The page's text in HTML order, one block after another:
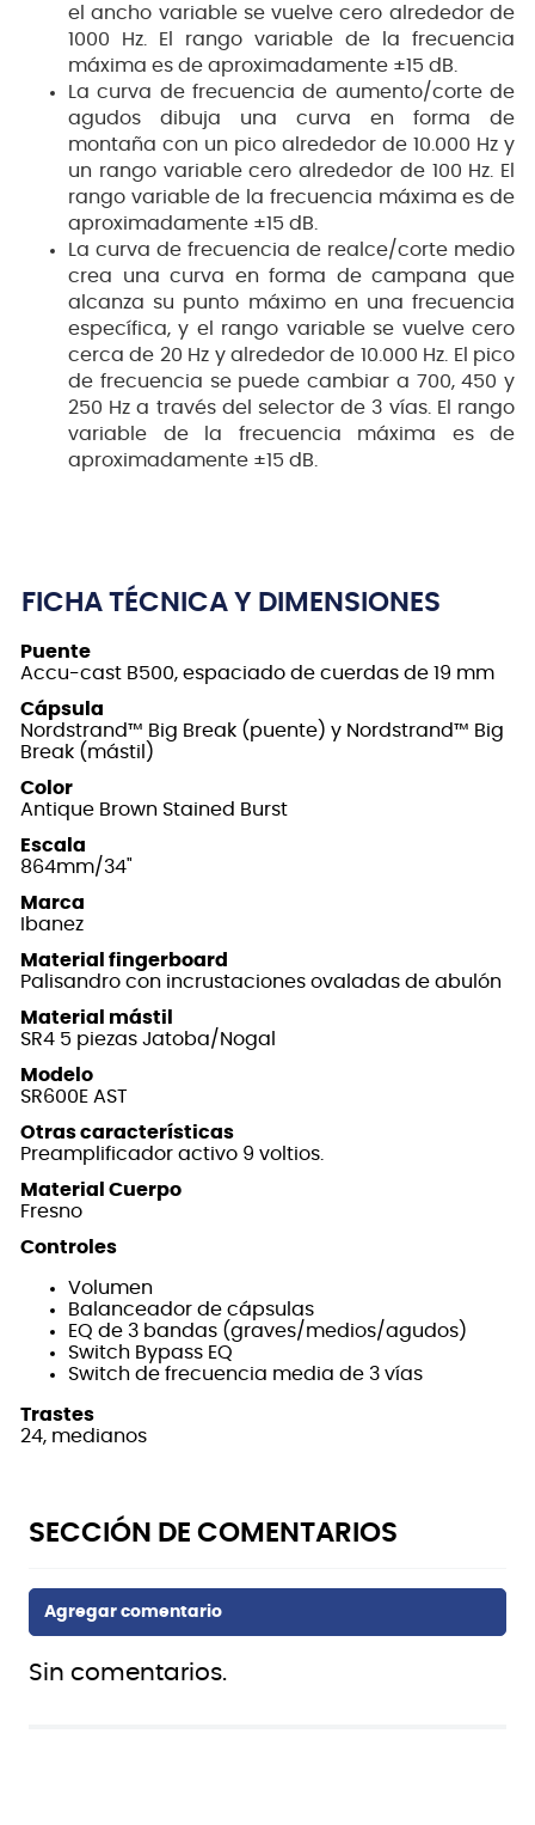
el ancho variable se vuelve cero alrededor de
1000 Hz. El rango variable de la frecuencia
máxima es de aproximadamente ±15 dB.
La curva de frecuencia de aumento/corte de
agudos dibuja una curva en forma de
montaña con un pico alrededor de 10.000 Hz y
un rango variable cero alrededor de 100 Hz. El
rango variable de la frecuencia máxima es de
aproximadamente ±15 dB.
La curva de frecuencia de realce/corte medio
crea una curva en forma de campana que
alcanza su punto máximo en una frecuencia
específica, y el rango variable se vuelve cero
cerca de 20 Hz y alrededor de 10.000 Hz. El pico
de frecuencia se puede cambiar a 700, 450 y
250 Hz a través del selector de 3 vías. El rango
variable de la frecuencia máxima es de
aproximadamente ±15 dB.
FICHA TÉCNICA Y DIMENSIONES
Puente
Accu-cast B500, espaciado de cuerdas de 19 mm
Cápsula
Nordstrand™ Big Break (puente) y Nordstrand™ Big
Break (mástil)
Color
Antique Brown Stained Burst
Escala
864mm/34"
Marca
Ibanez
Material fingerboard
Palisandro con incrustaciones ovaladas de abulón
Material mástil
SR4 5 piezas Jatoba/Nogal
Modelo
SR600E AST
Otras características
Preamplificador activo 9 voltios.
Material Cuerpo
Fresno
Controles
Volumen
Balanceador de cápsulas
EQ de 3 bandas (graves/medios/agudos)
Switch Bypass EQ
Switch de frecuencia media de 3 vías
Trastes
24, medianos
Sin comentarios.